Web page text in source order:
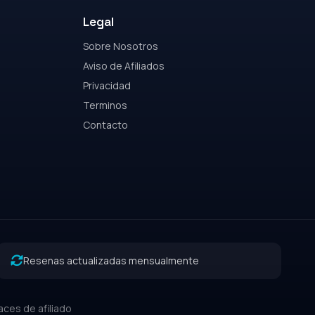
Legal
Sobre Nosotros
Aviso de Afiliados
Privacidad
Terminos
Contacto
Resenas actualizadas mensualmente
de afiliado